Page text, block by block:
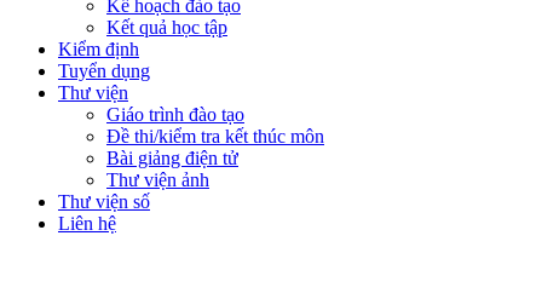
Kế hoạch đào tạo
Kết quả học tập
Kiểm định
Tuyển dụng
Thư viện
Giáo trình đào tạo
Đề thi/kiểm tra kết thúc môn
Bài giảng điện tử
Thư viện ảnh
Thư viện số
Liên hệ